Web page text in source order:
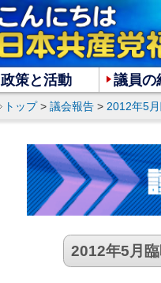
トップ> 議会報告 > 2012年5
2012年5月
政策と活動 議員の